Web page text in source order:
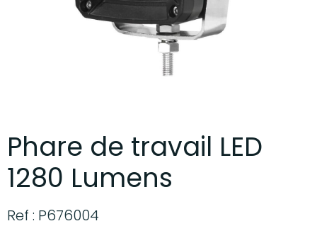
Phare de travail LED
1280 Lumens
Ref : P676004